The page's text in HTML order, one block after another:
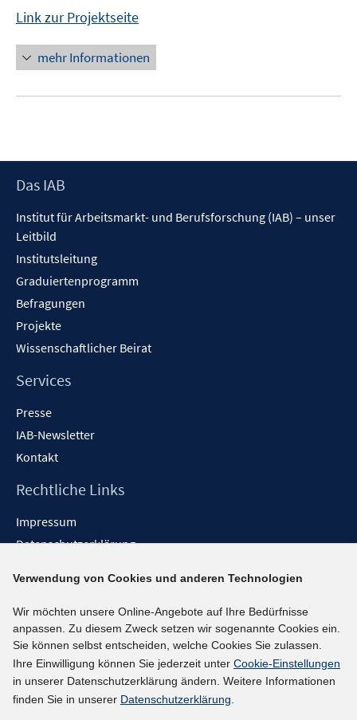
Link zur Projektseite
mehr Informationen
Footer
Das IAB
Institut für Arbeitsmarkt- und Berufsforschung (IAB) – unser
Leitbild
Institutsleitung
Graduiertenprogramm
Befragungen
Projekte
Wissenschaftlicher Beirat
Services
Presse
IAB-Newsletter
Kontakt
Rechtliche Links
Impressum
Datenschutzerklärung
Barrieren melden
Social-Media-Kanäle
BlueSky
YouTube
LinkedIn
Verwendung von Cookies und anderen Technologien
Wir möchten unsere Online-Angebote auf Ihre Bedürfnisse
anpassen. Zu diesem Zweck setzen wir sogenannte Cookies ein.
Sie können selbst entscheiden, welche Cookies Sie zulassen.
Ihre Einwilligung können Sie jederzeit unter Cookie-Einstellungen
in unserer Datenschutzerklärung ändern. Weitere Informationen
finden Sie in unserer Datenschutzerklärung.